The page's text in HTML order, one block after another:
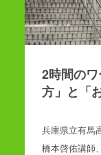
2時間の
方」と「
兵庫県立有馬
橋本啓佑講師